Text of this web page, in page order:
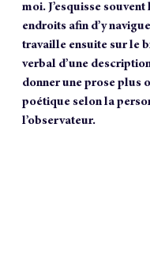
moi. J’esquisse
endroits afin d’y
travaille ensuite sur le
verbal d’une
donner une prose plus
poétique selon la
l’observateur.